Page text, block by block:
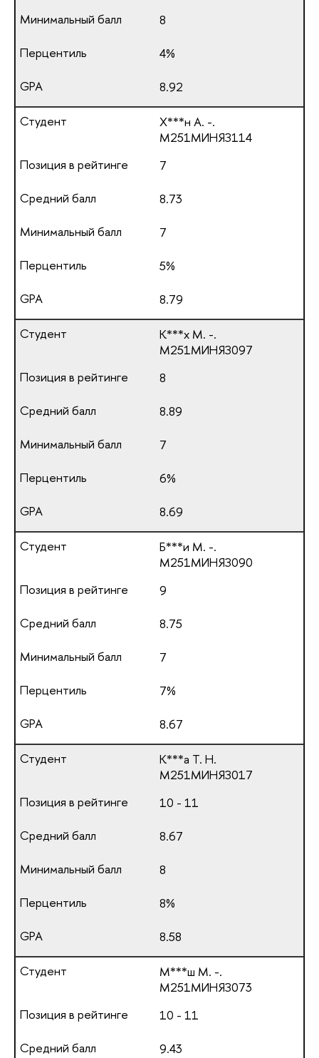
8
4%
8.92
Х***н А. -.
М251МИНЯЗ114
7
8.73
7
5%
8.79
К***х М. -.
М251МИНЯЗ097
8
8.89
7
6%
8.69
Б***и М. -.
М251МИНЯЗ090
9
8.75
7
7%
8.67
К***а Т. Н.
М251МИНЯЗ017
10 - 11
8.67
8
8%
8.58
М***ш М. -.
М251МИНЯЗ073
10 - 11
9.43